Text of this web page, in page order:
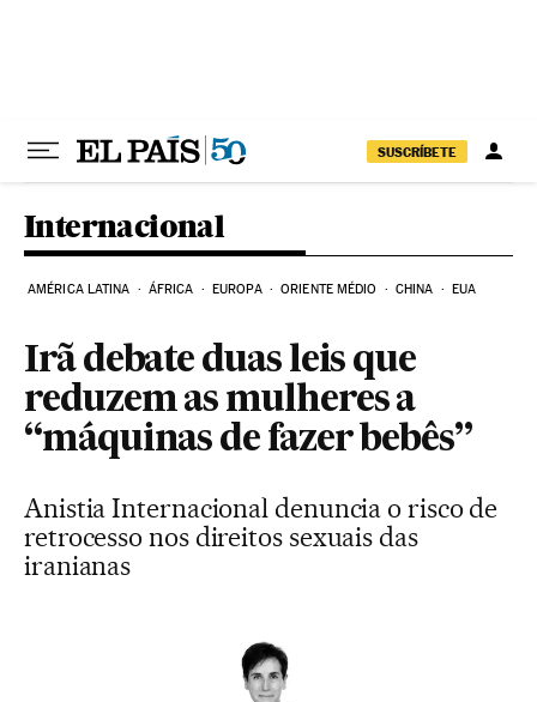
SUSCRÍBETE
Internacional
AMÉRICA LATINA ÁFRICA EUROPA ORIENTE MÉDIO CHINA EUA
Irã debate duas leis que
reduzem as mulheres a
“máquinas de fazer bebês”
Anistia Internacional denuncia o risco de
retrocesso nos direitos sexuais das
iranianas